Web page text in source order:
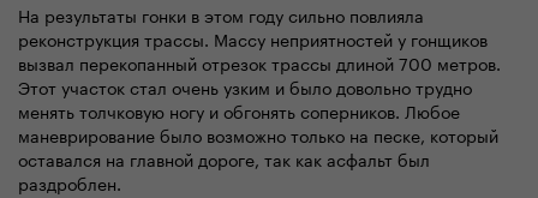
На результаты гонки в этом году сильно повлияла
реконструкция трассы. Массу неприятностей у гонщиков
вызвал перекопанный отрезок трассы длиной 700 метров.
Этот участок стал очень узким и было довольно трудно
менять толчковую ногу и обгонять соперников. Любое
маневрирование было возможно только на песке, который
оставался на главной дороге, так как асфальт был
раздроблен.